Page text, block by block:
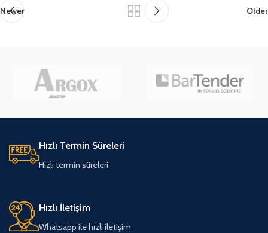
Newer Older
Hızlı Termin Süreleri
Hızlı termin süreleri
Hızlı İletişim
Whatsapp ile hızlı iletişim